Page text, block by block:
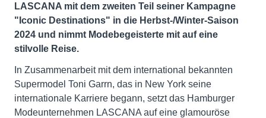
LASCANA mit dem zweiten Teil seiner Kampagne
"Iconic Destinations" in die Herbst-/Winter-Saison
2024 und nimmt Modebegeisterte mit auf eine
stilvolle Reise.
In Zusammenarbeit mit dem international bekannten
Supermodel Toni Garrn, das in New York seine
internationale Karriere begann, setzt das Hamburger
Modeunternehmen LASCANA auf eine glamouröse